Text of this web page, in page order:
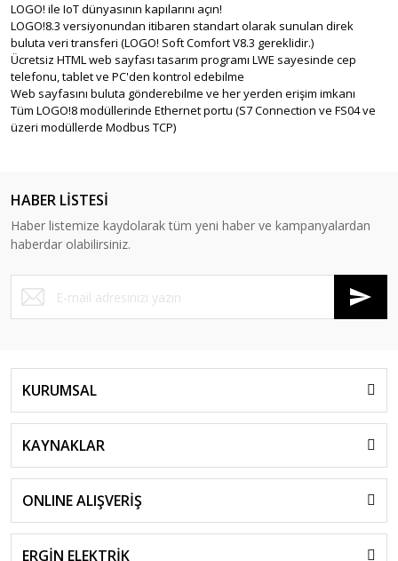
LOGO! ile IoT dünyasının kapılarını açın!
LOGO!8.3 versiyonundan itibaren standart olarak sunulan direk
buluta veri transferi (LOGO! Soft Comfort V8.3 gereklidir.)
Ücretsiz HTML web sayfası tasarım programı LWE sayesinde cep
telefonu, tablet ve PC'den kontrol edebilme
Web sayfasını buluta gönderebilme ve her yerden erişim imkanı
Tüm LOGO!8 modüllerinde Ethernet portu (S7 Connection ve FS04 ve
üzeri modüllerde Modbus TCP)
HABER LİSTESİ
Haber listemize kaydolarak tüm yeni haber ve kampanyalardan
haberdar olabilirsiniz.
KURUMSAL
KAYNAKLAR
ONLINE ALIŞVERİŞ
ERGİN ELEKTRİK